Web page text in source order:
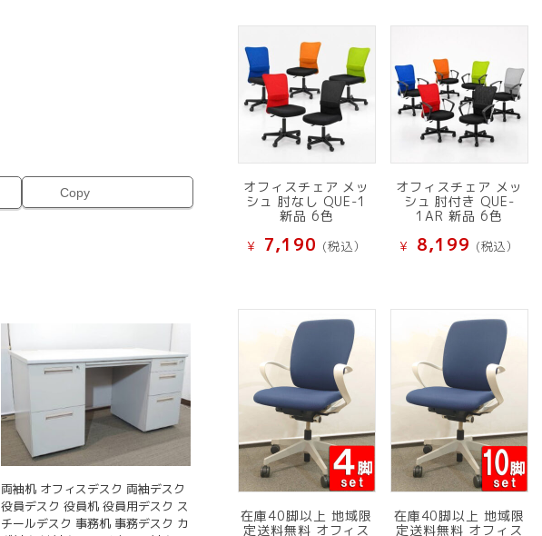
Copy
両袖机 オフィスデスク 両袖デスク
役員デスク 役員机 役員用デスク ス
チールデスク 事務机 事務デスク カ
す。
オフィスチェア メッ
シュ 肘なし QUE-1
新品 6色
¥ 7,190 (税込）
オフィスチェア メッ
シュ 肘付き QUE-
1AR 新品 6色
¥ 8,199 (税込）
在庫40脚以上 地域限
定送料無料 オフィス
在庫40脚以上 地域限
定送料無料 オフィス